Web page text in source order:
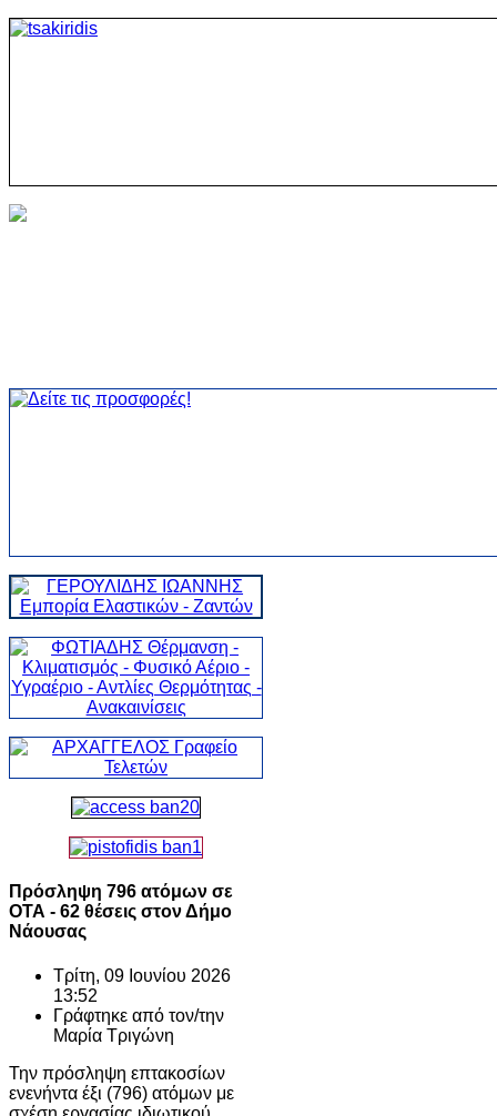
Πρόσληψη 796 ατόμων σε
ΟΤΑ - 62 θέσεις στον Δήμο
Νάουσας
Τρίτη, 09 Ιουνίου 2026
13:52
Γράφτηκε από τον/την
Μαρία Τριγώνη
Την πρόσληψη επτακοσίων
ενενήντα έξι (796) ατόμων με